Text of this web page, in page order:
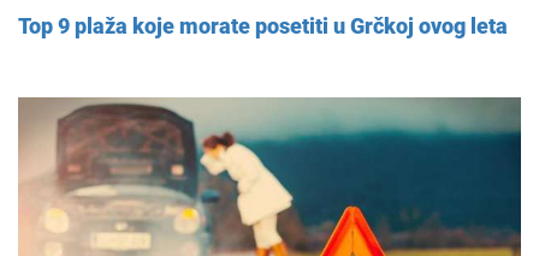
Top 9 plaža koje morate posetiti u Grčkoj ovog leta